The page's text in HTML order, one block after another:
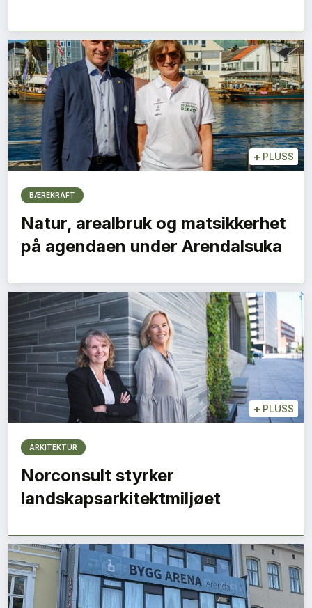
+ PLUSS
BÆREKRAFT
Natur, arealbruk og matsikkerhet
på agendaen under Arendalsuka
+ PLUSS
ARKITEKTUR
Norconsult styrker
landskapsarkitektmiljøet